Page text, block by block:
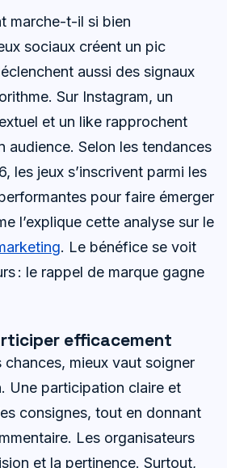
marche-t-il si bien
sociaux créent un pic
aussi des signaux
Sur Instagram, un
et un like rapprochent
audience. Selon les tendances
les jeux s’inscrivent parmi les
pour faire émerger
l’explique cette analyse sur le
. Le bénéfice se voit
: le rappel de marque gagne
efficacement
chances, mieux vaut soigner
Une participation claire et
consignes, tout en donnant
Les organisateurs
et la pertinence. Surtout,